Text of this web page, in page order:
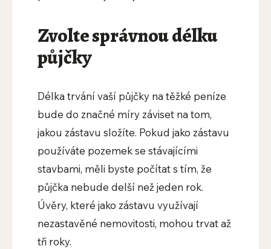
Zvolte správnou délku
půjčky
Délka trvání vaší půjčky na těžké peníze
bude do značné míry záviset na tom,
jakou zástavu složíte. Pokud jako zástavu
používáte pozemek se stávajícími
stavbami, měli byste počítat s tím, že
půjčka nebude delší než jeden rok.
Úvěry, které jako zástavu využívají
nezastavěné nemovitosti, mohou trvat až
tři roky.